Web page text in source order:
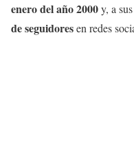
enero del año 2000y, a sus
de seguidoresen redes